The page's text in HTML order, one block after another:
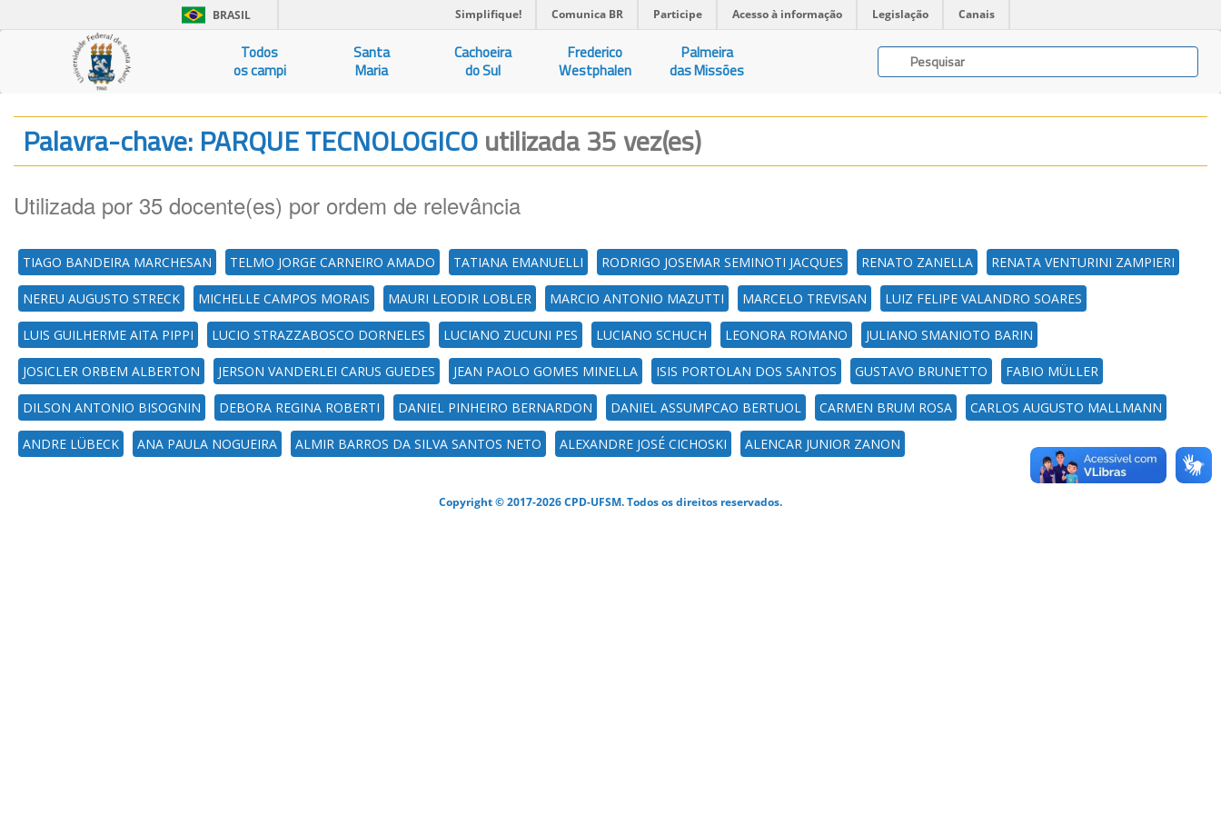
BRASIL Simplifique! Comunica BR Participe Acesso à informação Legislação Canais
Todos
os campi
Santa
Maria
Cachoeira
do Sul
Frederico
Westphalen
Palmeira
das Missões
Palavra-chave: PARQUE TECNOLOGICOutilizada 35 vez(es)
Utilizada por 35 docente(es) por ordem de relevância
TIAGO BANDEIRA MARCHESAN TELMO JORGE CARNEIRO AMADO TATIANA EMANUELLI RODRIGO JOSEMAR SEMINOTI JACQUES RENATO ZANELLA RENATA VENTURINI ZAMPIERI
NEREU AUGUSTO STRECK MICHELLE CAMPOS MORAIS MAURI LEODIR LOBLER MARCIO ANTONIO MAZUTTI MARCELO TREVISAN LUIZ FELIPE VALANDRO SOARES
LUIS GUILHERME AITA PIPPI LUCIO STRAZZABOSCO DORNELES LUCIANO ZUCUNI PES LUCIANO SCHUCH LEONORA ROMANO JULIANO SMANIOTO BARIN
JOSICLER ORBEM ALBERTON JERSON VANDERLEI CARUS GUEDES JEAN PAOLO GOMES MINELLA ISIS PORTOLAN DOS SANTOS GUSTAVO BRUNETTO FABIO MÜLLER
DILSON ANTONIO BISOGNIN DEBORA REGINA ROBERTI DANIEL PINHEIRO BERNARDON DANIEL ASSUMPCAO BERTUOL CARMEN BRUM ROSA CARLOS AUGUSTO MALLMANN
ANDRE LÜBECK ANA PAULA NOGUEIRA ALMIR BARROS DA SILVA SANTOS NETO ALEXANDRE JOSÉ CICHOSKI ALENCAR JUNIOR ZANON
Copyright © 2017-2026 CPD-UFSM. Todos os direitos reservados.